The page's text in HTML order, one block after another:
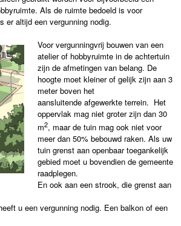
Als de ruimte bedoeld is voor
altijd een vergunning nodig.
Voor vergunningvrij bouwen van een
atelier of hobbyruimte in de achtertuin
zijn de afmetingen van belang. De
hoogte moet kleiner of gelijk zijn aan 3
meter boven het
aansluitende afgewerkte terrein. Het
oppervlak mag niet groter zijn dan 30
m2, maar de tuin mag ook niet voor
meer dan 50% bebouwd raken. Als uw
tuin grenst aan openbaar toegankelijk
gebied moet u bovendien de gemeente
raadplegen.
En ook aan een strook, die grenst aan
u een vergunning nodig. Een balkon of een